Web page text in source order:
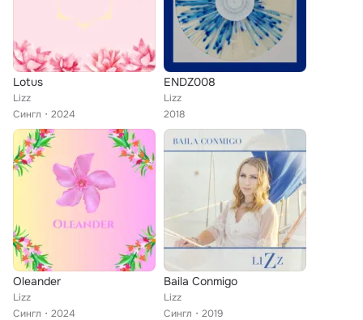
Lotus
Lizz
Сингл
2024
ENDZ008
Lizz
2018
Oleander
Lizz
Сингл
2024
Baila Conmigo
Lizz
Сингл
2019